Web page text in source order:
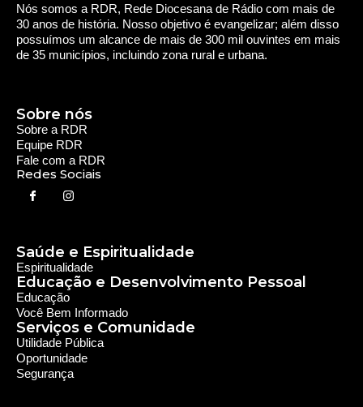
Nós somos a RDR, Rede Diocesana de Rádio com mais de
30 anos de história. Nosso objetivo é evangelizar; além disso
possuímos um alcance de mais de 300 mil ouvintes em mais
de 35 municípios, incluindo zona rural e urbana.
Sobre a RDR
Equipe RDR
Fale com a RDR
Redes Sociais
Sobre nós
Saúde e Espiritualidade
Espiritualidade
Educação e Desenvolvimento Pessoal
Educação
Você Bem Informado
Serviços e Comunidade
Utilidade Pública
Oportunidade
Segurança